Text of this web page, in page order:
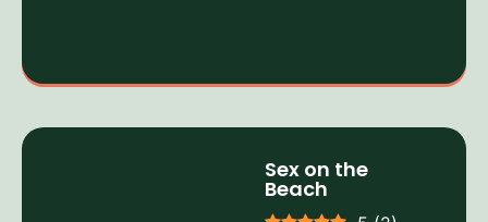
Sex on the
Beach